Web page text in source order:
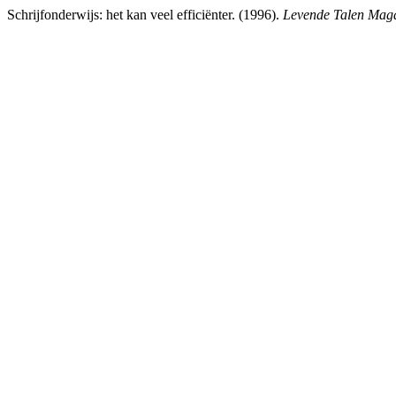
Schrijfonderwijs: het kan veel efficiënter. (1996). Levende Talen